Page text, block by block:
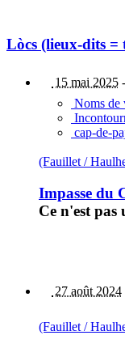
Lòcs (lieux-dits =
15 mai 2025 -
Noms de
cap-de-
(Fauillet /
Impasse du
Ce n'est pas
27 août 2024
(Fauillet /